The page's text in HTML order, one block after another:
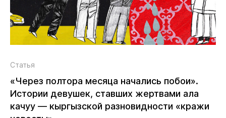
Статья
«Через полтора месяца начались побои».
Истории девушек, ставших жертвами ала
качуу — кыргызской разновидности «кражи